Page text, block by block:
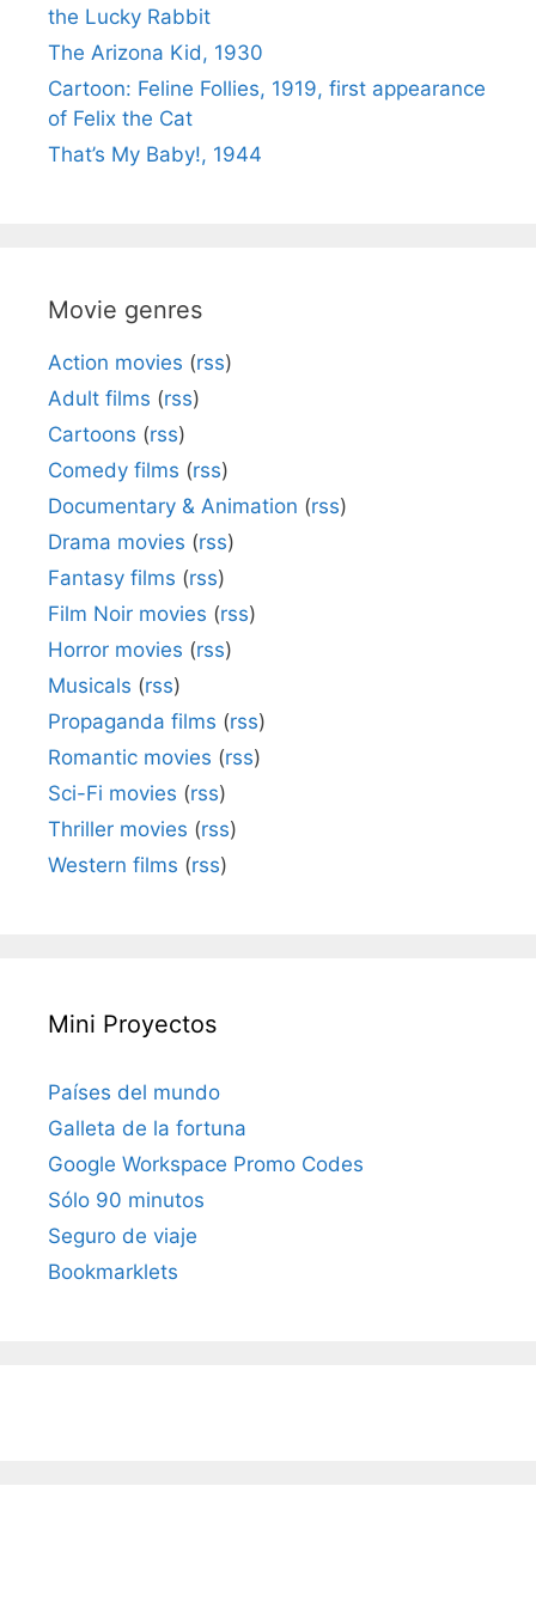
the Lucky Rabbit
The Arizona Kid, 1930
Cartoon: Feline Follies, 1919, first appearance
of Felix the Cat
That’s My Baby!, 1944
Movie genres
Action movies (rss)
Adult films (rss)
Cartoons (rss)
Comedy films (rss)
Documentary & Animation (rss)
Drama movies (rss)
Fantasy films (rss)
Film Noir movies (rss)
Horror movies (rss)
Musicals (rss)
Propaganda films (rss)
Romantic movies (rss)
Sci-Fi movies (rss)
Thriller movies (rss)
Western films (rss)
Mini Proyectos
Países del mundo
Galleta de la fortuna
Google Workspace Promo Codes
Sólo 90 minutos
Seguro de viaje
Bookmarklets